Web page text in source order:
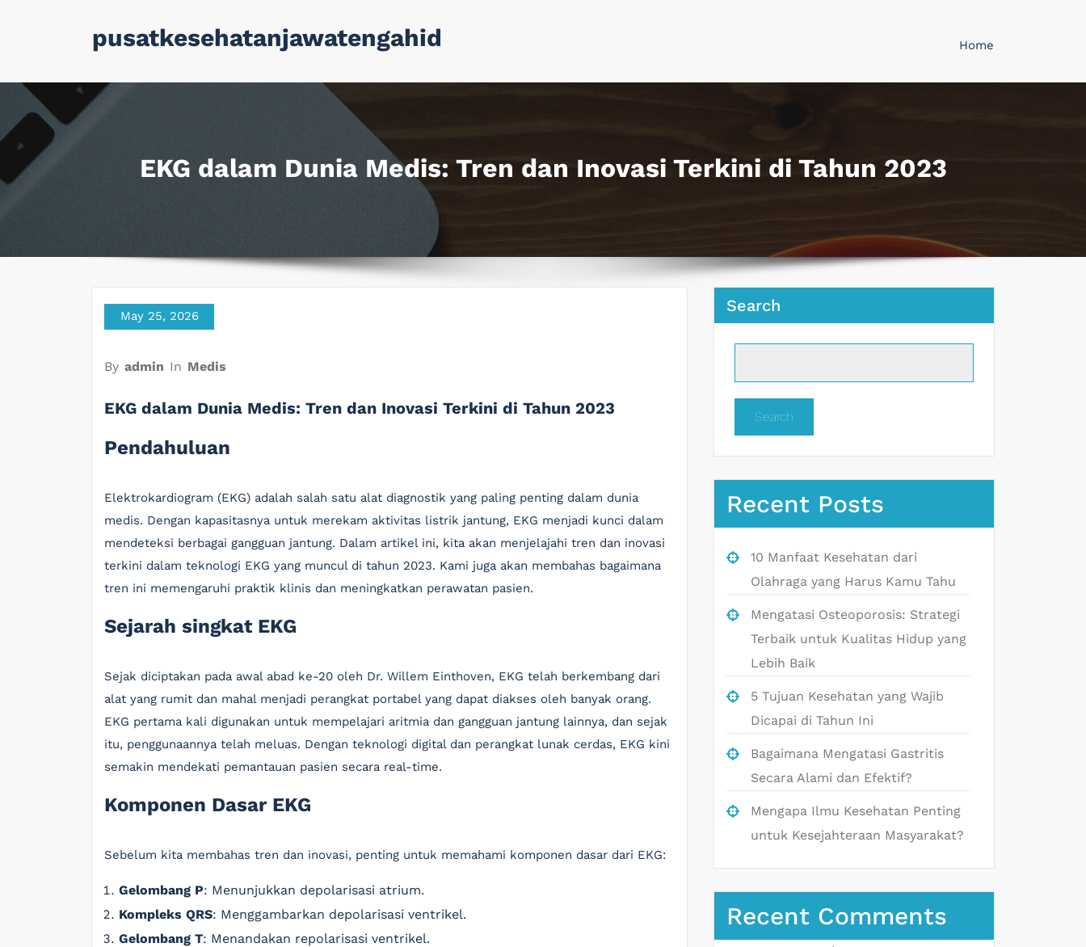
pusatkesehatanjawatengahid Home
EKG dalam Dunia Medis: Tren dan Inovasi Terkini di Tahun 2023
May 25, 2026
By admin In Medis
EKG dalam Dunia Medis: Tren dan Inovasi Terkini di Tahun 2023
Pendahuluan
Elektrokardiogram (EKG) adalah salah satu alat diagnostik yang paling penting dalam dunia
medis. Dengan kapasitasnya untuk merekam aktivitas listrik jantung, EKG menjadi kunci dalam
mendeteksi berbagai gangguan jantung. Dalam artikel ini, kita akan menjelajahi tren dan inovasi
terkini dalam teknologi EKG yang muncul di tahun 2023. Kami juga akan membahas bagaimana
tren ini memengaruhi praktik klinis dan meningkatkan perawatan pasien.
Sejarah singkat EKG
Sejak diciptakan pada awal abad ke-20 oleh Dr. Willem Einthoven, EKG telah berkembang dari
alat yang rumit dan mahal menjadi perangkat portabel yang dapat diakses oleh banyak orang.
EKG pertama kali digunakan untuk mempelajari aritmia dan gangguan jantung lainnya, dan sejak
itu, penggunaannya telah meluas. Dengan teknologi digital dan perangkat lunak cerdas, EKG kini
semakin mendekati pemantauan pasien secara real-time.
Komponen Dasar EKG
Sebelum kita membahas tren dan inovasi, penting untuk memahami komponen dasar dari EKG:
Gelombang P: Menunjukkan depolarisasi atrium.
Kompleks QRS: Menggambarkan depolarisasi ventrikel.
Gelombang T: Menandakan repolarisasi ventrikel.
Search
Search
Recent Posts
10 Manfaat Kesehatan dari
Olahraga yang Harus Kamu Tahu
Mengatasi Osteoporosis: Strategi
Terbaik untuk Kualitas Hidup yang
Lebih Baik
5 Tujuan Kesehatan yang Wajib
Dicapai di Tahun Ini
Bagaimana Mengatasi Gastritis
Secara Alami dan Efektif?
Mengapa Ilmu Kesehatan Penting
untuk Kesejahteraan Masyarakat?
Recent Comments